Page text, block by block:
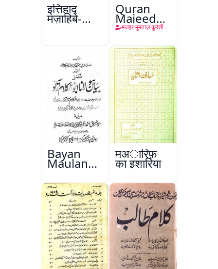
इत्तिहाद
मज़ाहिबे-
आलम, रंगून
Quran
Majeed
Keमजहर मुमताज़ कुरैशी
Bayan
Maulana
Abul
Kalam
Azad
मअारिफ़
का इशारिया